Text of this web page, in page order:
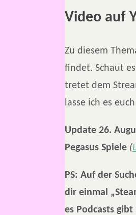
Video auf
Zu diesem
findet. Schaut
tretet dem
lasse ich es
Update 26.
Pegasus Spiele (
PS: Auf der
dir einmal
es Podcasts